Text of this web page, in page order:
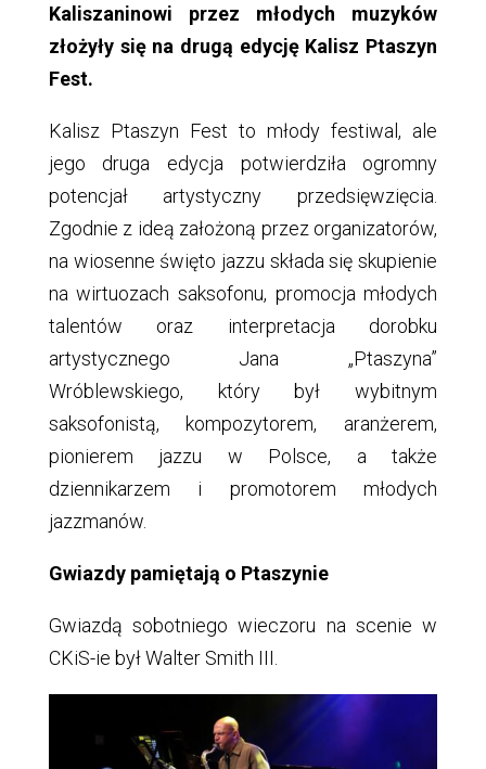
Kaliszaninowi przez młodych muzyków
złożyły się na drugą edycję Kalisz Ptaszyn
Fest.
Kalisz Ptaszyn Fest to młody festiwal, ale
jego druga edycja potwierdziła ogromny
potencjał artystyczny przedsięwzięcia.
Zgodnie z ideą założoną przez organizatorów,
na wiosenne święto jazzu składa się skupienie
na wirtuozach saksofonu, promocja młodych
talentów oraz interpretacja dorobku
artystycznego Jana „Ptaszyna”
Wróblewskiego, który był wybitnym
saksofonistą, kompozytorem, aranżerem,
pionierem jazzu w Polsce, a także
dziennikarzem i promotorem młodych
jazzmanów.
Gwiazdy pamiętają o Ptaszynie
Gwiazdą sobotniego wieczoru na scenie w
CKiS-ie był Walter Smith III.